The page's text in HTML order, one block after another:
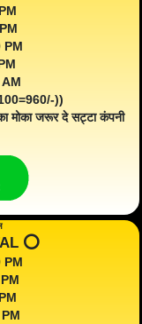
PM
AM
))
मोका जरूर दे सट्टा कंपनी
⭕️
PM
PM